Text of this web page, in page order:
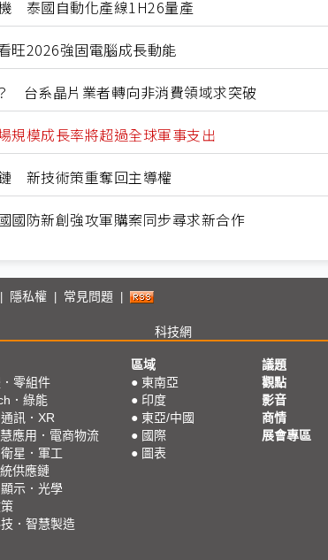
泰國自動化產線1H26量產
2026強固電腦成長動能
台系晶片業者轉向非消費領域求突破
模成長率將超過全球軍事支出
新技術策重奪回主導權
防新創強攻軍購案同步尋求新合作
隱私權 常見問題
科技網
零組件
．綠能
訊．XR
應用．電商物流
星．軍工
供應鏈
示．光學
．智慧製造
區域
● 東南亞
● 印度
● 東亞/中國
● 國際
● 圖表
議題
觀點
影音
商情
展會專區